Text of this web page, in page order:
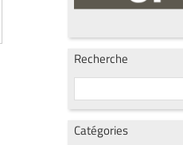
Recherche
Catégories